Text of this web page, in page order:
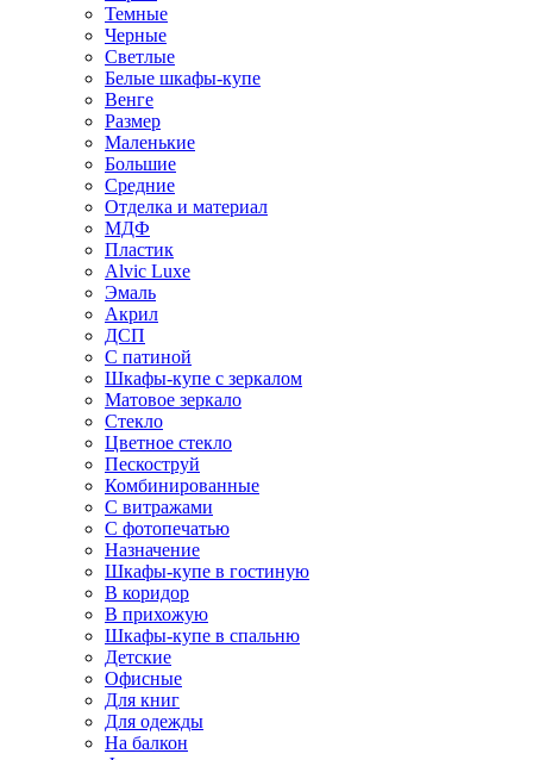
Темные
Черные
Светлые
Белые шкафы-купе
Венге
Размер
Маленькие
Большие
Средние
Отделка и материал
МДФ
Пластик
Alvic Luxe
Эмаль
Акрил
ДСП
С патиной
Шкафы-купе с зеркалом
Матовое зеркало
Стекло
Цветное стекло
Пескоструй
Комбинированные
С витражами
С фотопечатью
Назначение
Шкафы-купе в гостиную
В коридор
В прихожую
Шкафы-купе в спальню
Детские
Офисные
Для книг
Для одежды
На балкон